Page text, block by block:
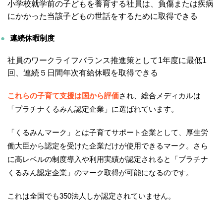
小学校就学前の子どもを養育する社員は、負傷または疾病
にかかった当該子どもの世話をするために取得できる
連続休暇制度
社員のワークライフバランス推進策として1年度に最低1
回、連続５日間年次有給休暇を取得できる
これらの子育て支援は国から評価され、総合メディカルは
「プラチナくるみん認定企業」に選ばれています。
「くるみんマーク」とは子育てサポート企業として、厚生労
働大臣から認定を受けた企業だけが使用できるマーク。さら
に高レベルの制度導入や利用実績が認定されると「プラチナ
くるみん認定企業」のマーク取得が可能になるのです。
これは全国でも350法人しか認定されていません。